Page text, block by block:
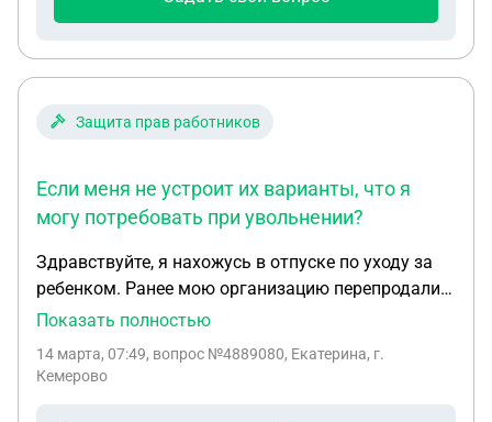
Защита прав работников
Если меня не устроит их варианты, что я
могу потребовать при увольнении?
Здравствуйте, я нахожусь в отпуске по уходу за
ребенком. Ранее мою организацию перепродали
другой. Мне предложили увольнение , либо
вот ребенку скоро 3 года. Дело в том, что в
Показать полностью
14 марта, 07:49, вопрос №4889080, Екатерина, г.
Кемерово